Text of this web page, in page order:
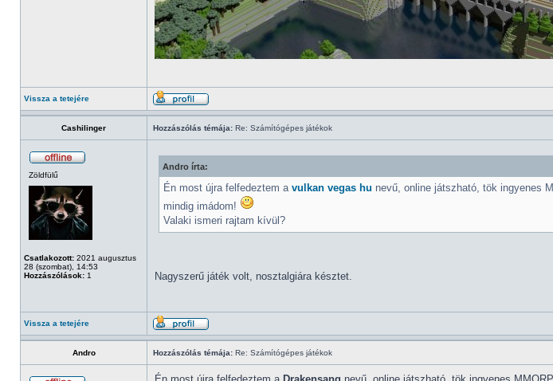
Vissza a tetejére
Cashilinger Hozzászólás témája: Re: Számítógépes játékok
Zöldfülű
Csatlakozott: 2021 augusztus
28 (szombat), 14:53
Hozzászólások: 1
Andro írta:
Én most újra felfedeztem a vulkan vegas hu nevű, online játszható, tök ingyenes
mindig imádom!
Valaki ismeri rajtam kívül?
Nagyszerű játék volt, nosztalgiára késztet.
Vissza a tetejére
Andro Hozzászólás témája: Re: Számítógépes játékok